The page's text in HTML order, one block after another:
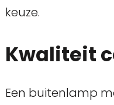
keuze.
Kwaliteit
Een buitenlamp